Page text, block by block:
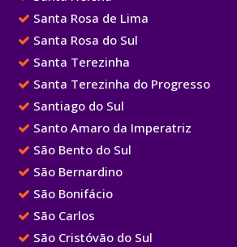
Santa Rosa de Lima
Santa Rosa do Sul
Santa Terezinha
Santa Terezinha do Progresso
Santiago do Sul
Santo Amaro da Imperatriz
São Bento do Sul
São Bernardino
São Bonifácio
São Carlos
São Cristóvão do Sul